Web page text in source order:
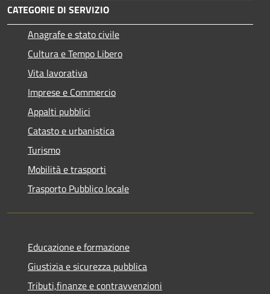
CATEGORIE DI SERVIZIO
Anagrafe e stato civile
Cultura e Tempo Libero
Vita lavorativa
Imprese e Commercio
Appalti pubblici
Catasto e urbanistica
Turismo
Mobilità e trasporti
Trasporto Pubblico locale
Educazione e formazione
Giustizia e sicurezza pubblica
Tributi,finanze e contravvenzioni